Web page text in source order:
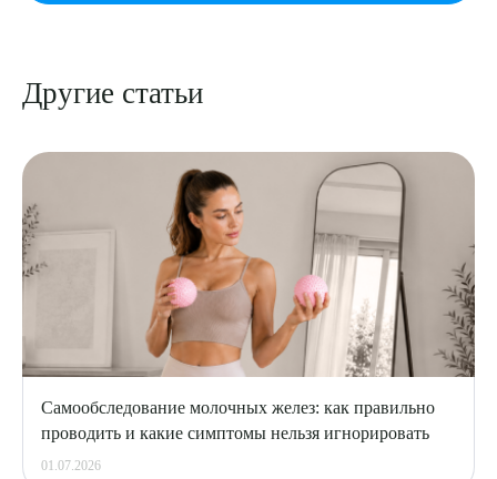
Другие статьи
Самообследование молочных желез: как правильно
проводить и какие симптомы нельзя игнорировать
01.07.2026